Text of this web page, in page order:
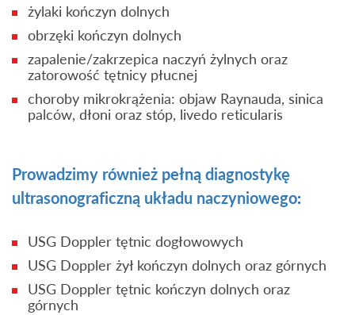
żylaki kończyn dolnych
obrzęki kończyn dolnych
zapalenie/zakrzepica naczyń żylnych oraz
zatorowość tętnicy płucnej
choroby mikrokrążenia: objaw Raynauda, sinica
palców, dłoni oraz stóp, livedo reticularis
Prowadzimy również pełną diagnostykę
ultrasonograficzną układu naczyniowego:
USG Doppler tętnic dogłowowych
USG Doppler żył kończyn dolnych oraz górnych
USG Doppler tętnic kończyn dolnych oraz
górnych